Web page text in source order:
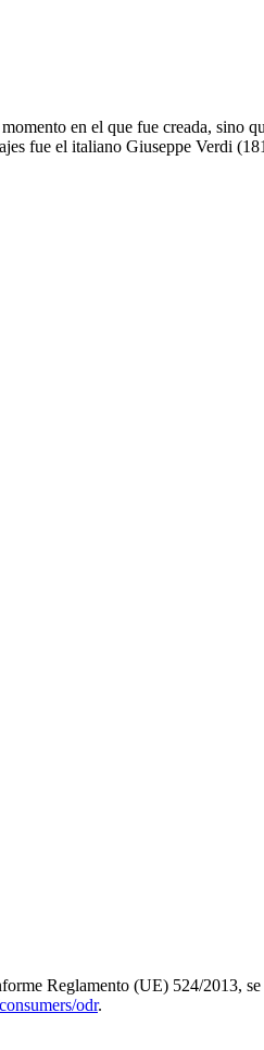
en el que fue creada, sino
fue el italiano Giuseppe Verdi
Reglamento (UE) 524/2013,
odr.